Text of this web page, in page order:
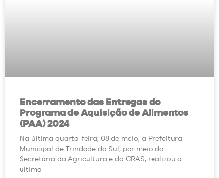
Encerramento das Entregas do
Programa de Aquisição de Alimentos
(PAA) 2024
Na última quarta-feira, 08 de maio, a Prefeitura
Municipal de Trindade do Sul, por meio da
Secretaria da Agricultura e do CRAS, realizou a
última